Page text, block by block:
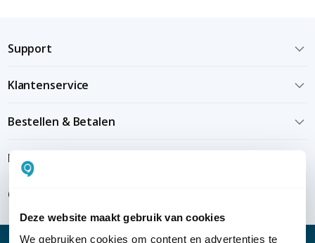
Deze website maakt gebruik van cookies
We gebruiken cookies om content en advertenties te
Support
Klantenservice
Bestellen & Betalen
Bezorgen & installeren
Over KommaGo